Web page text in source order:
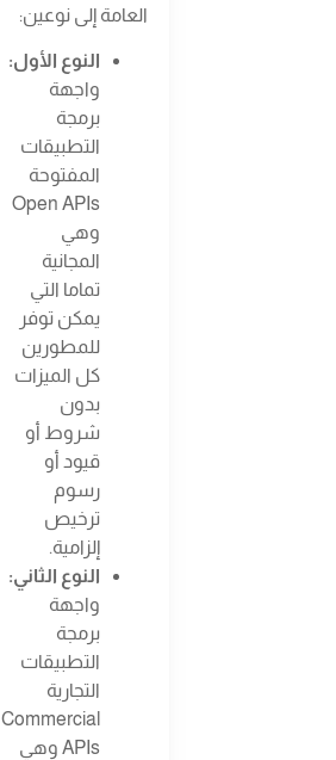
العامة إلى نوعين:
النوع الأول:
واجهة
برمجة
التطبيقات
المفتوحة
Open APIs
وهي
المجانية
تماما التي
يمكن توفر
للمطورين
كل الميزات
بدون
شروط أو
قيود أو
رسوم
ترخيص
إلزامية.
النوع الثاني:
واجهة
برمجة
التطبيقات
التجارية
Commercial
APIs وهي